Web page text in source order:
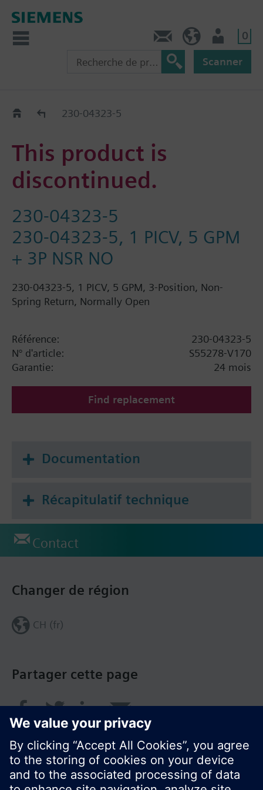
0
Scanner
Old2New230-04323-5
This product is
discontinued.
230-04323-5
230-04323-5, 1 PICV, 5 GPM
+ 3P NSR NO
230-04323-5, 1 PICV, 5 GPM, 3-Position, Non-
Spring Return, Normally Open
Référence:
230-04323-5
N° d'article:
S55278-V170
Garantie:
24 mois
Find replacement
Documentation
Récapitulatif technique
Contact
Partager cette page
Changer de région
CH (fr)